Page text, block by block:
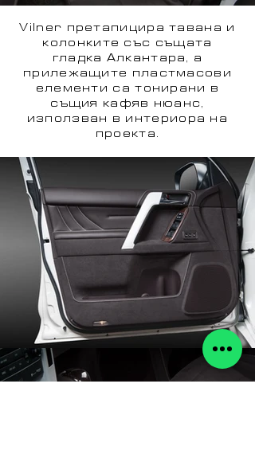
Vilner претапицира тавана и
колонките със същата
гладка Алкантара, а
прилежащите пластмасови
елементи са тонирани в
същия кафяв нюанс,
използван в интериора на
проекта.